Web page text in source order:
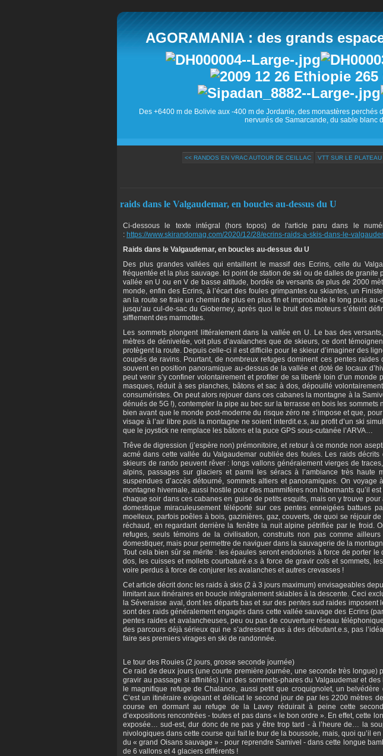
AGORAMANIA : des grands
Des +6400 m de Bolivie aux -400 m de Jordanie, des monastères
nervurés de Samarcande, du sable blanc
<< RANDOS EN VRAC AUTOUR DE CEILLAC VTT SUR LE
raids dans le Valgaudemar, en boucles au-dessus du U
Ci-dessous le texte intégral (hors topos) de l'article paru dans le
: https://www.skirandomag.com/2020/12/28/ecrins-raids-a-skis-dans-le-
Raids dans le Valgaudemar, en boucles au-dessus du U
Des plus grandes vallées qui entaillent le massif des Ecrins, celle du
fréquentée et la plus sauvage. Ici point de station de ski ou de dalles de granite
vallée en U ou en V de basse altitude, bordée de versants de plus de 2000
monde, enfin des Ecrins, à l’écart des foules grimpantes ou skiantes, un
an la route se fraie un chemin de plus en plus fin et improbable le long puis au-
jusqu’au cul-de-sac du Gioberney, après quoi le bruit des moteurs s’éteint
sifflement des marmottes.
Les sommets plongent littéralement dans la vallée en U. Le bas des
mètres de dénivelée, voit plus d’avalanches que de skieurs, ce dont
protègent la route. Depuis celle-ci il est difficile pour le skieur d’imaginer des
coupés de ravins. Pourtant, de nombreux refuges dominent ces pentes raides
souvent en position panoramique au-dessus de la vallée et doté de locaux
peut venir s’y confiner volontairement et profiter de sa liberté loin d’un monde
masques, réduit à ses planches, bâtons et sac à dos, dépouillé
consuméristes. On peut alors rejouer dans ces cabanes la montagne à la
dénués de 5G !), contempler la pipe au bec sur la terrasse en bois les sommets
bien avant que le monde post-moderne du risque zéro ne s’impose et que,
visage à l’air libre puis la montagne ne soient interdit.e.s, au profit d’un ski
que le joystick ne remplace les bâtons et la puce GPS sous-cutanée l’ARVA…
Trêve de digression (j’espère non) prémonitoire, et retour à ce monde non
acmé dans cette vallée du Valgaudemar oubliée des foules. Les raids
skieurs de rando peuvent rêver : longs vallons généralement vierges de
alpins, passages sur glaciers et parmi les séracs à l’ambiance très haute
suspendues d’accès détourné, sommets altiers et panoramiques. On
montagne hivernale, aussi hostile pour des mammifères non hibernants qu’il
chaque soir dans ces cabanes en guise de petits esquifs, mais on y trouve
domestique miraculeusement téléporté sur ces pentes enneigées battues
moelleux, parfois poêles à bois, gazinières, gaz, couverts, de quoi se réjouir
réchaud, en regardant derrière la fenêtre la nuit alpine pétrifiée par le froid.
refuges, seuls témoins de la civilisation, construits non pas comme
domestiquer, mais pour permettre de naviguer dans la sauvagerie de la
Tout cela bien sûr se mérite : les épaules seront endolories à force de porter
dos, les cuisses et mollets courbaturé.e.s à force de gravir cols et sommets,
voire perdus à force de conjurer les avalanches et autres crevasses !
Cet article décrit donc les raids à skis (2 à 3 jours maximum) envisageables
limitant aux itinéraires en boucle intégralement skiables à la descente. Ceci
la Séveraisse aval, dont les départs bas et sur des pentes sud raides imposent
sont des raids généralement engagés dans cette vallée sauvage des Ecrins
pentes raides et avalancheuses, peu ou pas de couverture réseau
des parcours déjà sérieux qui ne s’adressent pas à des débutant.e.s, pas
faire ses premiers virages en ski de randonnée.
Le tour des Rouies (2 jours, grosse seconde journée)
Ce raid de deux jours (une courte première journée, une seconde très longue)
gravir au passage si affinités) l’un des sommets-phares du Valgaudemar et
le magnifique refuge de Chalance, aussi petit que croquignolet, un
C’est un itinéraire exigeant et délicat le second jour de par les 2200 mètres
course en dormant au refuge de la Lavey réduirait à peine cette
d’expositions rencontrées - toutes et pas dans « le bon ordre ». En effet, cette
exposée… sud-est, dur donc de ne pas y être trop tard - à l’heure de… la
nivologiques dans cette course qui fait le tour de la boussole, mais, quoi qu’il
du « grand Oisans sauvage » - pour reprendre Samivel - dans cette longue
de 6 vallons et 4 glaciers différents !